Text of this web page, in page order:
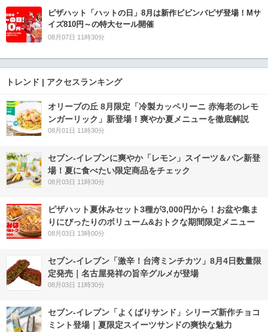
ピザハット「ハットの日」8月は新作ビビンバピザ登場！Mサ
イズ810円～の特大セール開催
08月07日 11時30分
トレンド | アクセスランキング
オリーブの丘 8月限定「冷製カッペリーニ 赤海老のレモ
ンガーリック」新登場！爽やか夏メニューを徹底解説
08月01日 11時30分
セブン‐イレブンに爽やか「レモン」スイーツ＆パン新登
場！夏に食べたい限定商品をチェック
08月03日 11時30分
ピザハット夏休みセット3種が3,000円から！お盆や集ま
りにぴったりのボリューム&おトクな期間限定メニュー
08月03日 13時00分
セブン-イレブン「激辛！台湾ミンチカツ」8月4日数量限
定発売｜名古屋発祥の旨辛グルメが登場
08月03日 11時30分
セブン‐イレブン「よくばりサンド」シリーズ新作チョコ
ミント登場｜夏限定スイーツサンドの爽快な魅力